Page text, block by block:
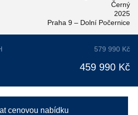
Černý
2025
Praha 9 – Dolní Počernice
579 990 Kč
459 990 Kč
cenovou nabídku